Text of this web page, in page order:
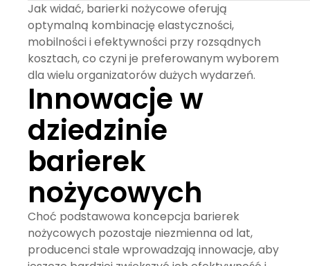
Jak widać, barierki nożycowe oferują
optymalną kombinację elastyczności,
mobilności i efektywności przy rozsądnych
kosztach, co czyni je preferowanym wyborem
dla wielu organizatorów dużych wydarzeń.
Innowacje w
dziedzinie
barierek
nożycowych
Choć podstawowa koncepcja barierek
nożycowych pozostaje niezmienna od lat,
producenci stale wprowadzają innowacje, aby